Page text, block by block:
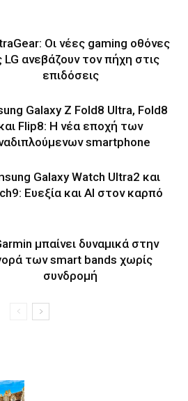
Οι νέες gaming οθόνες
LG ανεβάζουν τον πήχη στις
επιδόσεις
Galaxy Z Fold8 Ultra, Fold8
Flip8: Η νέα εποχή των
smartphone
Galaxy Watch Ultra2 και
Ευεξία και AI στον καρπό
μπαίνει δυναμικά στην
των smart bands χωρίς
συνδρομή